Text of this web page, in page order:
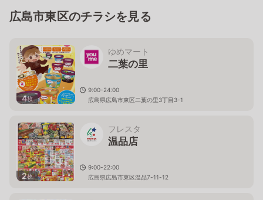
広島市東区のチラシを見る
4枚
ゆめマート
二葉の里
9:00-24:00
広島県広島市東区二葉の里3丁目3-1
2枚
フレスタ
温品店
9:00-22:00
広島県広島市東区温品7-11-12